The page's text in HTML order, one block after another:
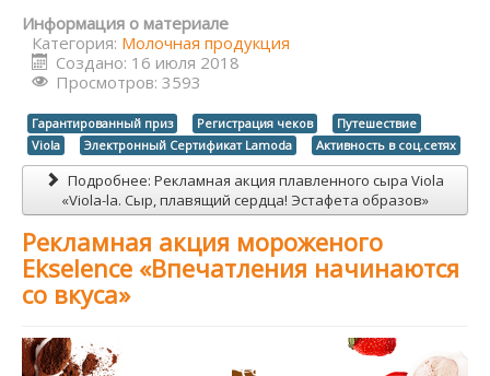
Информация о материале
Категория: Молочная продукция
Создано: 16 июля 2018
Просмотров: 3593
Гарантированный приз Регистрация чеков
Путешествие
Viola
Электронный Сертификат Lamoda Активность в соц.сетях
Подробнее: Рекламная акция плавленного сыра Viola
«Viola-la. Cыр, плавящий сердца! Эстафета образов»
Рекламная акция мороженого
Ekselence «Впечатления начинаются
со вкуса»